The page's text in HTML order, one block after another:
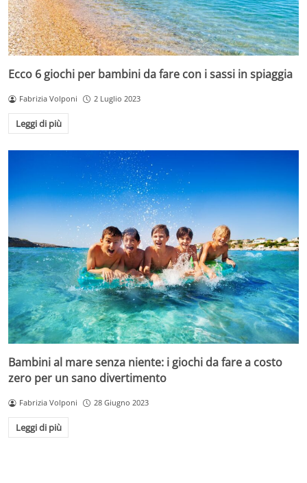
Ecco 6 giochi per bambini da fare con i sassi in spiaggia
Fabrizia Volponi 2 Luglio 2023
Leggi di più
Bambini al mare senza niente: i giochi da fare a costo
zero per un sano divertimento
Fabrizia Volponi 28 Giugno 2023
Leggi di più